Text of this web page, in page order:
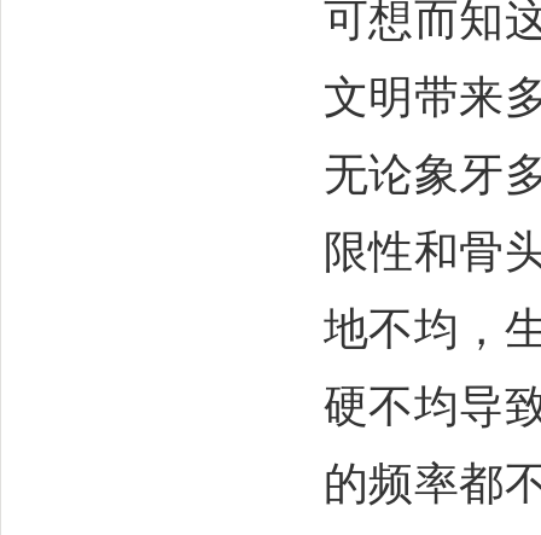
可想而知
文明带来
无论象牙
限性和骨
地不均，
硬不均导
的频率都